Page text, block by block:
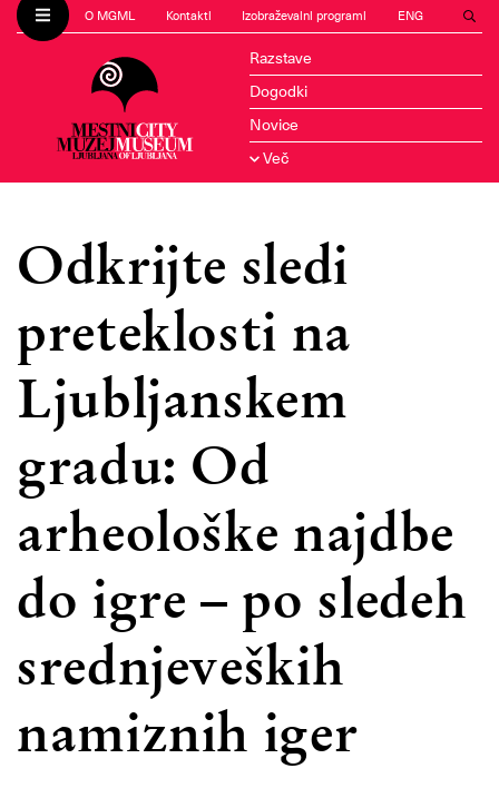
O MGML Kontakti Izobraževalni programi ENG
Razstave
Dogodki
Novice
Več
Odkrijte sledi
preteklosti na
Ljubljanskem
gradu: Od
arheološke najdbe
do igre – po sledeh
srednjeveških
namiznih iger